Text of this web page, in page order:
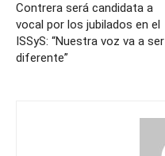
Contrera será candidata a
vocal por los jubilados en el
ISSyS: “Nuestra voz va a ser
diferente”